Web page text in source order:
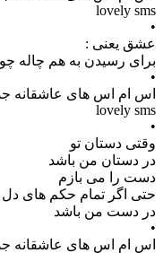
lovely sms
•
عشق یعنی :
برای رسیدن به هم چاله
•
اس ام اس های عاشقانه
lovely sms
•
وقتی دستان تو
در دستان من باشد
دست را می بازم
حتی اگر تمام حکم های دل
در دست من باشد
•
اس ام اس های عاشقانه